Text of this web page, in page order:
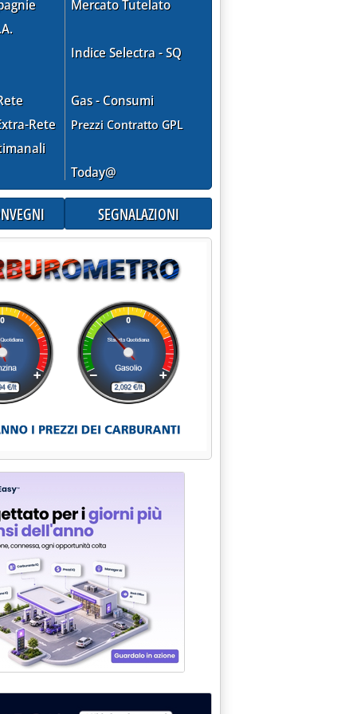
Rete
Mercato Tutelato
Indice Selectra - SQ
Gas - Consumi
Prezzi Contratto GPL
Today@
SEGNALAZIONI